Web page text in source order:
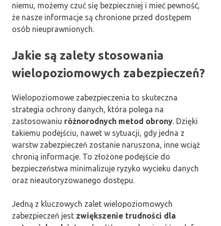
niemu, możemy czuć się bezpieczniej i mieć pewność,
że nasze informacje są chronione przed dostępem
osób nieuprawnionych.
Jakie są zalety stosowania
wielopoziomowych zabezpieczeń?
Wielopoziomowe zabezpieczenia to skuteczna
strategia ochrony danych, która polega na
zastosowaniu różnorodnych metod obrony. Dzięki
takiemu podejściu, nawet w sytuacji, gdy jedna z
warstw zabezpieczeń zostanie naruszona, inne wciąż
chronią informacje. To złożone podejście do
bezpieczeństwa minimalizuje ryzyko wycieku danych
oraz nieautoryzowanego dostępu.
Jedną z kluczowych zalet wielopoziomowych
zabezpieczeń jest zwiększenie trudności dla